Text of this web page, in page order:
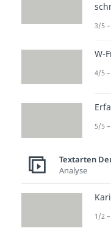
3/5
W-
4/5
5/5
Textarten
Analyse
1/2